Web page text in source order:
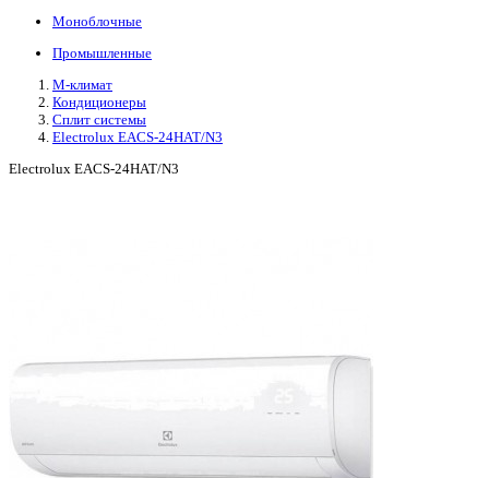
Моноблочные
Промышленные
М-климат
Кондиционеры
Сплит системы
Electrolux EACS-24HAT/N3
Electrolux EACS-24HAT/N3